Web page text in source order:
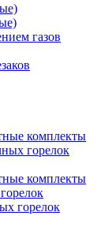
газов
комплекты
горелок
комплекты
горелок